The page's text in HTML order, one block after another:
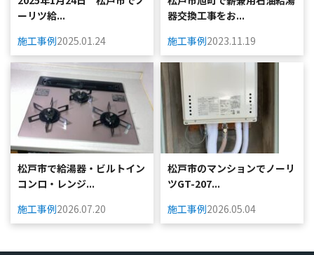
ーリツ給...
施工事例2025.01.24
器交換工事をお...
施工事例2023.11.19
松戸市で給湯器・ビルトイン
コンロ・レンジ...
施工事例2026.07.20
松戸市のマンションでノーリ
ツGT-207...
施工事例2026.05.04